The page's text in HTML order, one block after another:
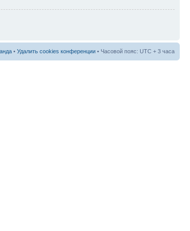
• Удалить cookies конференции • Часовой пояс: UTC + 3 часа